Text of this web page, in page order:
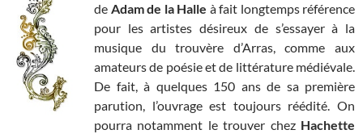
de Adam de la Halle à fait longtemps référence
pour les artistes désireux de s’essayer à la
musique du trouvère d’Arras, comme aux
amateurs de poésie et de littérature médiévale.
De fait, à quelques 150 ans de sa première
parution, l’ouvrage est toujours réédité. On
pourra notamment le trouver chez Hachette